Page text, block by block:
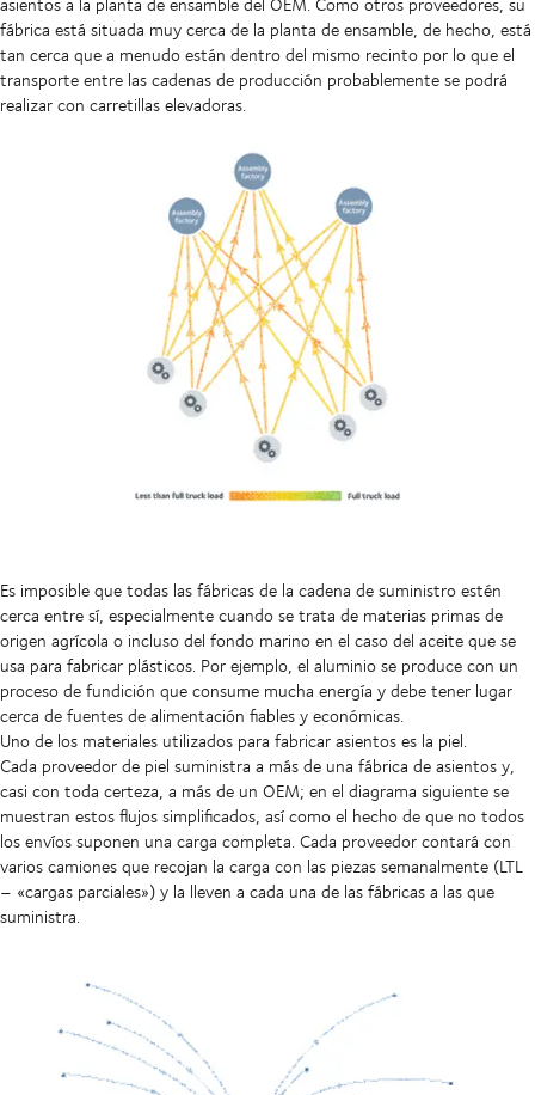
fábrica está situada muy cerca de la planta de ensamble, de hecho, está
tan cerca que a menudo están dentro del mismo recinto por lo que el
transporte entre las cadenas de producción probablemente se podrá
realizar con carretillas elevadoras.
Es imposible que todas las fábricas de la cadena de suministro estén
cerca entre sí, especialmente cuando se trata de materias primas de
origen agrícola o incluso del fondo marino en el caso del aceite que se
usa para fabricar plásticos. Por ejemplo, el aluminio se produce con un
proceso de fundición que consume mucha energía y debe tener lugar
cerca de fuentes de alimentación fiables y económicas.
Uno de los materiales utilizados para fabricar asientos es la piel.
Cada proveedor de piel suministra a más de una fábrica de asientos y,
casi con toda certeza, a más de un OEM; en el diagrama siguiente se
muestran estos flujos simplificados, así como el hecho de que no todos
los envíos suponen una carga completa. Cada proveedor contará con
varios camiones que recojan la carga con las piezas semanalmente (LTL
– «cargas parciales») y la lleven a cada una de las fábricas a las que
suministra.